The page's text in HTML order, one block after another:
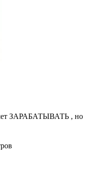
ЗАРАБАТЫВАТЬ , но